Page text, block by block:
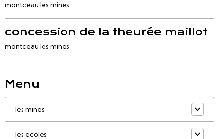
montceau les mines
concession de la theurée maillot
montceau les mines
Menu
les mines
les ecoles